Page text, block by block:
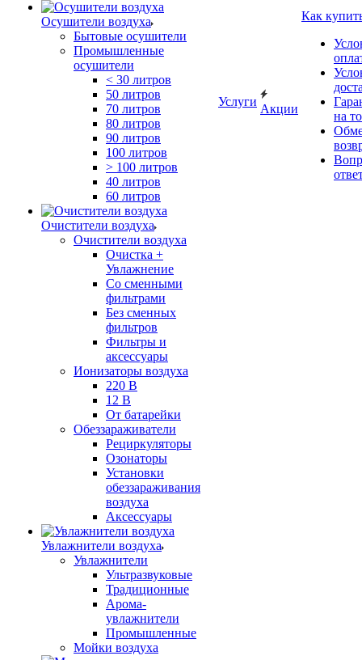
Осушители воздуха
Бытовые осушители
Промышленные
осушители
< 30 литров
50 литров
70 литров
80 литров
90 литров
100 литров
> 100 литров
40 литров
60 литров
Очистители воздуха
Очистители воздуха
Очистка +
Увлажнение
Cо сменными
фильтрами
Без сменных
фильтров
Фильтры и
аксессуары
Ионизаторы воздуха
220 В
12 В
От батарейки
Обеззараживатели
Рециркуляторы
Озонаторы
Установки
обеззараживания
воздуха
Аксессуары
Увлажнители воздуха
Увлажнители
Ультразвуковые
Традиционные
Арома-
увлажнители
Промышленные
Мойки воздуха
Услуги
Акции
Как
на